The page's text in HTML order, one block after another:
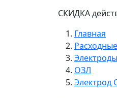
СКИДКА
Главная
Электроды
ОЗЛ
Электрод